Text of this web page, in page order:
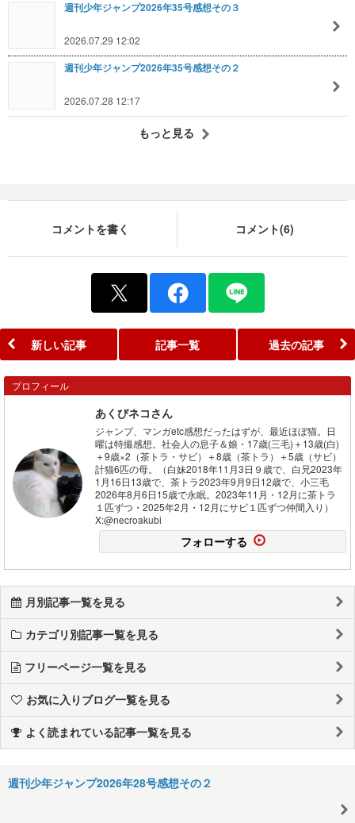
週刊少年ジャンプ2026年35号感想その３
2026.07.29 12:02
週刊少年ジャンプ2026年35号感想その２
2026.07.28 12:17
もっと見る
コメントを書く コメント(6)
新しい記事 記事一覧 過去の記事
プロフィール
あくびネコさん
ジャンプ、マンガetc感想だったはずが、最近ほぼ猫。日
曜は特撮感想。社会人の息子＆娘・17歳(三毛)＋13歳(白)
＋9歳×2（茶トラ・サビ）＋8歳（茶トラ）＋5歳（サビ）
計猫6匹の母。（白妹2018年11月3日９歳で、白兄2023年
1月16日13歳で、茶トラ2023年9月9日12歳で、小三毛
2026年8月6日15歳で永眠。2023年11月・12月に茶トラ
１匹ずつ・2025年2月・12月にサビ１匹ずつ仲間入り）
X:@necroakubi
フォローする
月別記事一覧を見る
カテゴリ別記事一覧を見る
フリーページ一覧を見る
お気に入りブログ一覧を見る
よく読まれている記事一覧を見る
週刊少年ジャンプ2026年28号感想その２